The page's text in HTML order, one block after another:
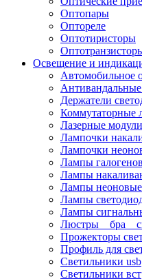
Оптопары
Оптореле
Оптотиристоры
Освещение и
Автомобильное
Держатели
Коммутаторные
Лазерные модули
Лампочки
Лампочки
Лампы
Лампы
Лампы неоновые
Лампы
Лампы
Люстры _ бра _
Прожекторы
Профиль для
Светильники usb
Светильники